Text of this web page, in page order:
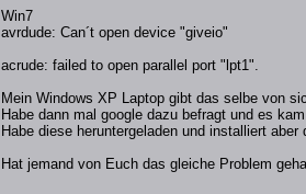
Win7
avrdude: Can´t open device "giveio"
acrude: failed to open parallel port "lpt1".
Mein Windows XP Laptop gibt das selbe von
Habe dann mal google dazu befragt und es
Habe diese heruntergeladen und installiert
Hat jemand von Euch das gleiche Problem